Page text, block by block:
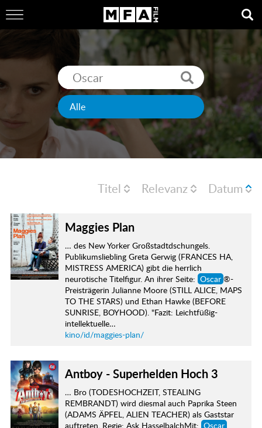
Titel Relevanz Datum
Maggies Plan
… des New Yorker Großstadtdschungels.
Publikumsliebling Greta Gerwig (FRANCES HA,
MISTRESS AMERICA) gibt die herrlich
neurotische Titelfigur. An ihrer Seite: Oscar ®-
Preisträgerin Julianne Moore (STILL ALICE, MAPS
TO THE STARS) und Ethan Hawke (BEFORE
SUNRISE, BOYHOOD). "Fazit: Leichtfüßig-
intellektuelle…
kino/id/maggies-plan/
Antboy - Superhelden Hoch 3
… Bro (TODESHOCHZEIT, STEALING
REMBRANDT) wird diesmal auch Paprika Steen
(ADAMS ÄPFEL, ALIEN TEACHER) als Gaststar
auftreten. Regie: Ask HasselbalchMit: Oscar